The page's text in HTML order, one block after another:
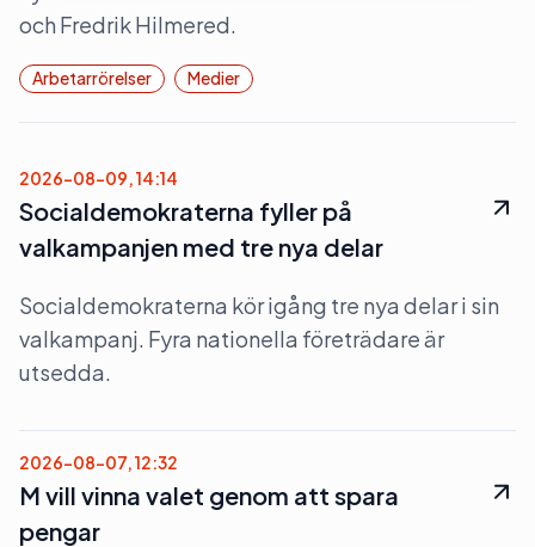
och Fredrik Hilmered.
Arbetarrörelser Medier
2026-08-09, 14:14
Socialdemokraterna fyller på
valkampanjen med tre nya delar
Socialdemokraterna kör igång tre nya delar i sin
valkampanj. Fyra nationella företrädare är
utsedda.
2026-08-07, 12:32
M vill vinna valet genom att spara
pengar